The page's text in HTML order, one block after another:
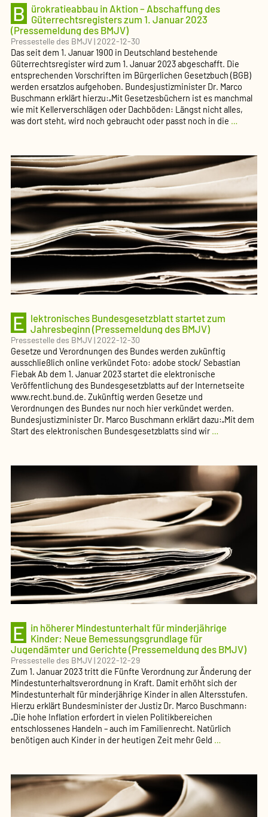
B
ürokratieabbau in Aktion – Abschaffung des
Güterrechtsregisters zum 1. Januar 2023
(Pressemeldung des BMJV)
Pressestelle des BMJV|2022-12-30
Das seit dem 1. Januar 1900 in Deutschland bestehende
Güterrechtsregister wird zum 1. Januar 2023 abgeschafft. Die
entsprechenden Vorschriften im Bürgerlichen Gesetzbuch (BGB)
werden ersatzlos aufgehoben. Bundesjustizminister Dr. Marco
Buschmann erklärt hierzu:„Mit Gesetzesbüchern ist es manchmal
wie mit Kellerverschlägen oder Dachböden: Längst nicht alles,
was dort steht, wird noch gebraucht oder passt noch in die …
–
des
zum
1.
Januar
2023
des
BMJV)
E lektronisches Bundesgesetzblatt startet zum
Jahresbeginn (Pressemeldung des BMJV)
Pressestelle des BMJV|2022-12-30
Gesetze und Verordnungen des Bundes werden zukünftig
ausschließlich online verkündet Foto: adobe stock/ Sebastian
Fiebak Ab dem 1. Januar 2023 startet die elektronische
Veröffentlichung des Bundesgesetzblatts auf der Internetseite
www.recht.bund.de. Zukünftig werden Gesetze und
Verordnungen des Bundes nur noch hier verkündet werden.
Bundesjustizminister Dr. Marco Buschmann erklärt dazu:„Mit dem
Start des elektronischen Bundesgesetzblatts sind wir …
zum
des
BMJV)
E in höherer Mindestunterhalt für minderjährige
Kinder: Neue Bemessungsgrundlage für
Jugendämter und Gerichte (Pressemeldung des BMJV)
Pressestelle des BMJV|2022-12-29
Zum 1. Januar 2023 tritt die Fünfte Verordnung zur Änderung der
Mindestunterhaltsverordnung in Kraft. Damit erhöht sich der
Mindestunterhalt für minderjährige Kinder in allen Altersstufen.
Hierzu erklärt Bundesminister der Justiz Dr. Marco Buschmann:
„Die hohe Inflation erfordert in vielen Politikbereichen
entschlossenes Handeln – auch im Familienrecht. Natürlich
benötigen auch Kinder in der heutigen Zeit mehr Geld …
für
Kinder: